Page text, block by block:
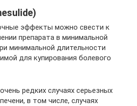
эффекты можно свести к
препарата в минимальной
минимальной длительности
для купирования болевого
редких случаях серьезных
в том числе, случаях